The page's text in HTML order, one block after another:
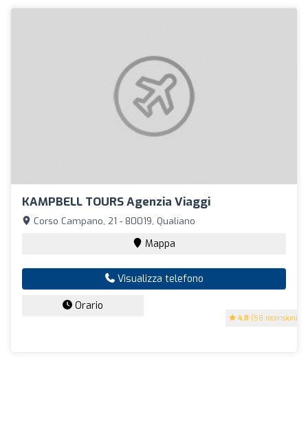
KAMPBELL TOURS Agenzia Viaggi
4.8 (58 recensioni)
Corso Campano, 21 - 80019, Qualiano
Mappa
Visualizza telefono
Orario